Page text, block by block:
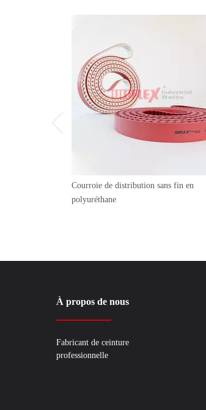
Courroie de distribution sans fin en
polyuréthane
À propos de nous
Fabricant de ceinture
professionnelle